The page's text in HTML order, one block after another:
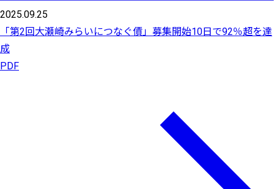
2025.09.25
「第2回大瀬崎みらいにつなぐ債」募集開始10日で92％超を達
成
PDF